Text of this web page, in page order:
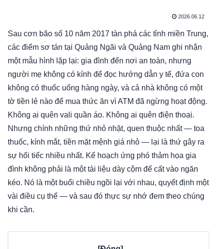
2026.06.12
Sau cơn bão số 10 năm 2017 tàn phá các tỉnh miền Trung,
các điểm sơ tán tại Quảng Ngãi và Quảng Nam ghi nhận
một mẫu hình lặp lại: gia đình đến nơi an toàn, nhưng
người mẹ không có kính để đọc hướng dẫn y tế, đứa con
không có thuốc uống hàng ngày, và cả nhà không có một
tờ tiền lẻ nào để mua thức ăn vì ATM đã ngừng hoạt động.
Không ai quên vali quần áo. Không ai quên điện thoại.
Nhưng chính những thứ nhỏ nhặt, quen thuộc nhất — toa
thuốc, kính mắt, tiền mặt mệnh giá nhỏ — lại là thứ gây ra
sự hối tiếc nhiều nhất. Kế hoạch ứng phó thảm họa gia
đình không phải là một tài liệu dày cộm để cất vào ngăn
kéo. Nó là một buổi chiều ngồi lại với nhau, quyết định một
vài điều cụ thể — và sau đó thực sự nhớ đem theo chúng
khi cần.